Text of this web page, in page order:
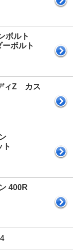
ボルト
ボルト
ィZ カス
400R